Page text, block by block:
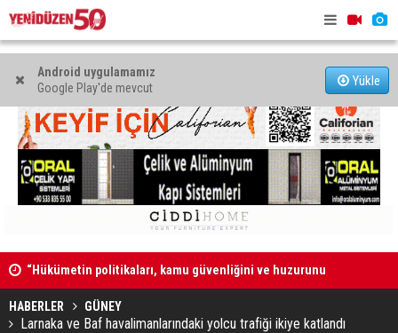
Android uygulamamız
Google Play'de mevcut
Yükle
“Hükümetin politikaları, kamu güvenliğini ve huzurunu
bozdu”
HABERLER GÜNEY
Larnaka ve Baf havalimanlarındaki yolcu trafiği ikiye katlandı